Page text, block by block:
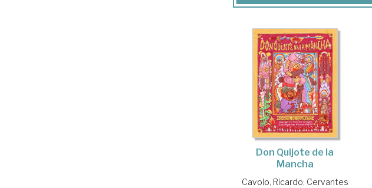
Don Quijote de la
Mancha
Cavolo, Ricardo; Cervantes